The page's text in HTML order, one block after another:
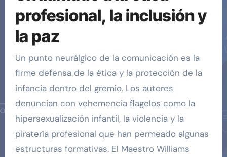
profesional, la inclusión y
la paz
Un punto neurálgico de la comunicación es la
firme defensa de la ética y la protección de la
infancia dentro del gremio. Los autores
denuncian con vehemencia flagelos como la
hipersexualización infantil, la violencia y la
piratería profesional que han permeado algunas
estructuras formativas. El Maestro Williams